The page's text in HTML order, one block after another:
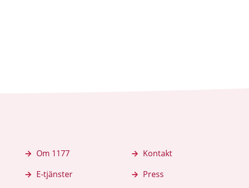
Om 1177
E-tjänster
Kontakt
Press